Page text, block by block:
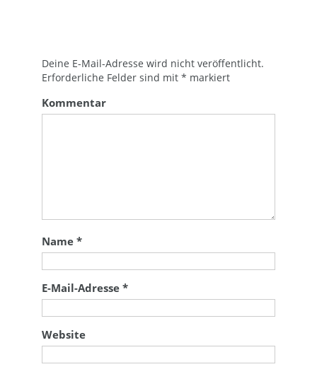
Deine E-Mail-Adresse wird nicht veröffentlicht.
Erforderliche Felder sind mit* markiert
Kommentar
Name*
E-Mail-Adresse*
Website